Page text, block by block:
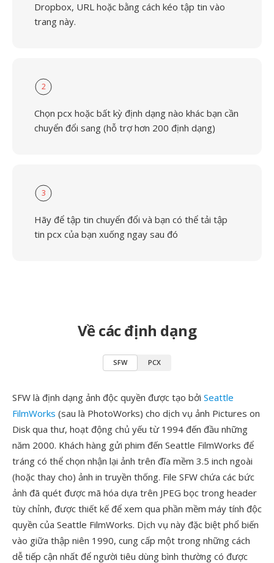
Dropbox, URL hoặc bằng cách kéo tập tin vào
trang này.
2
Chọn pcx hoặc bất kỳ định dạng nào khác bạn cần
chuyển đổi sang (hỗ trợ hơn 200 định dạng)
3
Hãy để tập tin chuyển đổi và bạn có thể tải tập
tin pcx của bạn xuống ngay sau đó
Về các định dạng
SFW PCX
SFW là định dạng ảnh độc quyền được tạo bởi Seattle
FilmWorks (sau là PhotoWorks) cho dịch vụ ảnh Pictures on
Disk qua thư, hoạt động chủ yếu từ 1994 đến đầu những
năm 2000. Khách hàng gửi phim đến Seattle FilmWorks để
tráng có thể chọn nhận lại ảnh trên đĩa mềm 3.5 inch ngoài
(hoặc thay cho) ảnh in truyền thống. File SFW chứa các bức
ảnh đã quét được mã hóa dựa trên JPEG bọc trong header
tùy chỉnh, được thiết kế để xem qua phần mềm máy tính độc
quyền của Seattle FilmWorks. Dịch vụ này đặc biệt phổ biến
vào giữa thập niên 1990, cung cấp một trong những cách
dễ tiếp cận nhất để người tiêu dùng bình thường có được